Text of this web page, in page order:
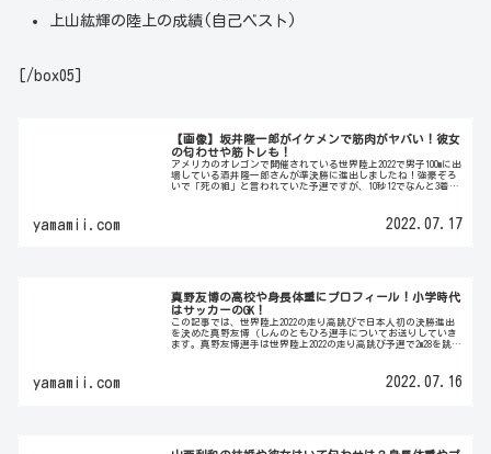
上山紘輝の陸上の成績(自己ベスト)
[/box05]
【画像】坂井隆一郎がイケメンで筋肉がヤバい！彼女
の匂わせや筋トレも！
アメリカのオレゴンで開催されている世界陸上2022で男子100mに出
場している酒井隆一郎さんが準決勝に進出しましたね！強豪ぞろ
いで「死の組」と言われていた予選ですが、10秒12でなんと3着！
yamamii.com 2022.07.17
真野友博の高校や身長体重にプロフィール！小学時代
はサッカーのGK！
この記事では、世界陸上2022の走り高跳びで日本人初の決勝進出
を決めた真野友博（しんのともひろ選手についてお送りしていき
ます。真野友博選手は世界陸上2022の走り高跳び予選で2m28を跳ん
yamamii.com 2022.07.16